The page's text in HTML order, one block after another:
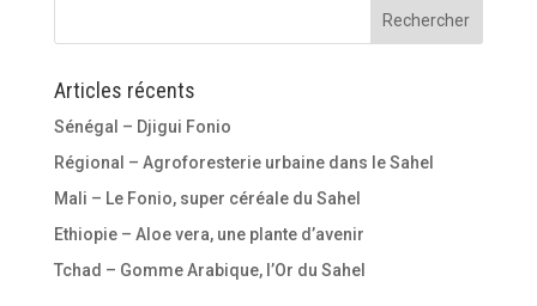
Articles récents
Sénégal – Djigui Fonio
Régional – Agroforesterie urbaine dans le Sahel
Mali – Le Fonio, super céréale du Sahel
Ethiopie – Aloe vera, une plante d’avenir
Tchad – Gomme Arabique, l’Or du Sahel